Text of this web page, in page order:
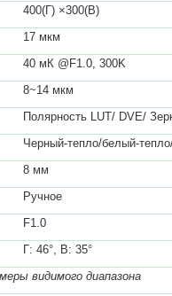
400(Г) ×300(В)
17 мкм
40 мК @F1.0, 300K
8~14 мкм
Полярность LUT/ DVE/
Черный-тепло/белый-
8 мм
Ручное
F1.0
Г: 46°, В: 35°
видимого диапазона